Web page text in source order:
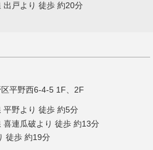
出戸より 徒歩 約20分
平野西6-4-5 1F、2F
平野より 徒歩 約5分
喜連瓜破より 徒歩 約13分
徒歩 約19分